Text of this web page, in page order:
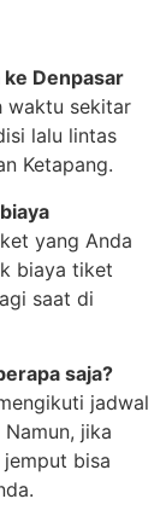
ke Denpasar
waktu sekitar
lalu lintas
Ketapang.
yang Anda
biaya tiket
saat di
saja?
jadwal
jika
bisa